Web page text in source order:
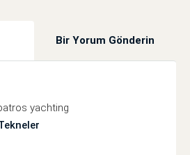
Bir Yorum Gönderin
yachting